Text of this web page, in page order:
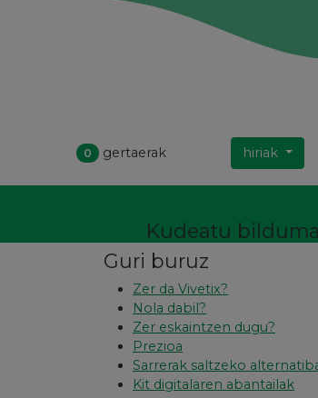
0 gertaerak hiriak
Kudeatu
Guri buruz
Zer da Vivetix?
Nola dabil?
Zer eskaintzen dugu?
Prezioa
Sarrerak saltzeko
Kit digitalaren abantailak